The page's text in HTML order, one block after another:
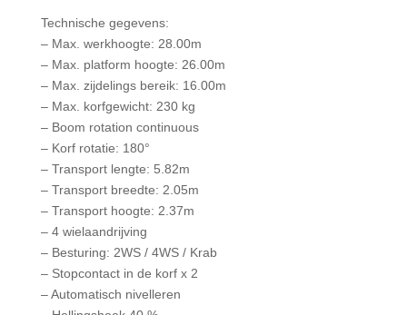
Technische gegevens:
– Max. werkhoogte: 28.00m
– Max. platform hoogte: 26.00m
– Max. zijdelings bereik: 16.00m
– Max. korfgewicht: 230 kg
– Boom rotation continuous
– Korf rotatie: 180°
– Transport lengte: 5.82m
– Transport breedte: 2.05m
– Transport hoogte: 2.37m
– 4 wielaandrijving
– Besturing: 2WS / 4WS / Krab
– Stopcontact in de korf x 2
– Automatisch nivelleren